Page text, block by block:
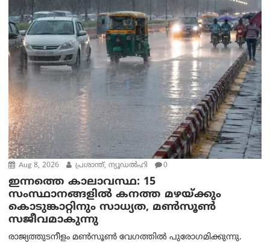
Aug 8, 2026 പ്രശാന്ത്, ന്യൂഡല്‍ഹി 0
ഇന്നത്തെ കാലാവസ്ഥ: 15
സംസ്ഥാനങ്ങളിൽ കനത്ത മഴയ്ക്കും
കൊടുങ്കാറ്റിനും സാധ്യത, മൺസൂൺ
സജീവമാകുന്നു
രാജ്യത്തുടനീളം മൺസൂൺ വേഗത്തിൽ പുരോഗമിക്കുന്നു.